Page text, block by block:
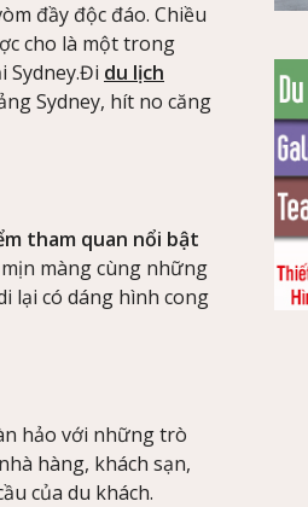
đầy độc đáo. Chiều
cho là một trong
Sydney.Đi du lịch
Sydney, hít no căng
tham quan nổi bật
màng cùng những
lại có dáng hình cong
hảo với những trò
hàng, khách sạn,
của du khách.